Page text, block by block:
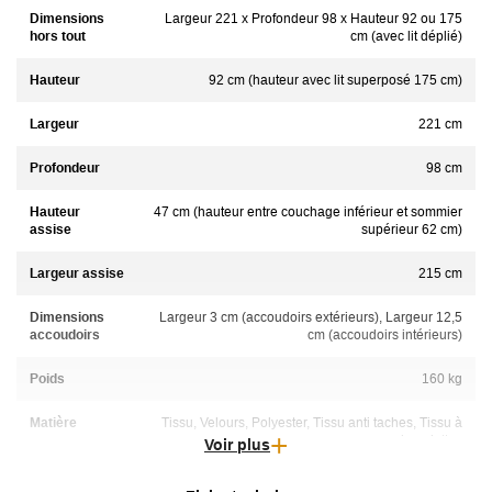
Dimensions
hors tout
Largeur 221 x Profondeur 98 x Hauteur 92 ou 175
cm (avec lit déplié)
Hauteur 92 cm (hauteur avec lit superposé 175 cm)
Largeur 221 cm
Profondeur 98 cm
Hauteur
assise
47 cm (hauteur entre couchage inférieur et sommier
supérieur 62 cm)
Largeur assise 215 cm
Dimensions
accoudoirs
Largeur 3 cm (accoudoirs extérieurs), Largeur 12,5
cm (accoudoirs intérieurs)
Poids 160 kg
Matière
Tissu, Velours, Polyester, Tissu anti taches, Tissu à
bouclettes
Voir plus